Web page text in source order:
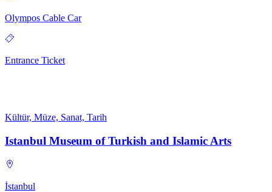
Olympos Cable Car
Entrance Ticket
Kültür, Müze, Sanat, Tarih
Istanbul Museum of Turkish and Islamic Arts
İstanbul